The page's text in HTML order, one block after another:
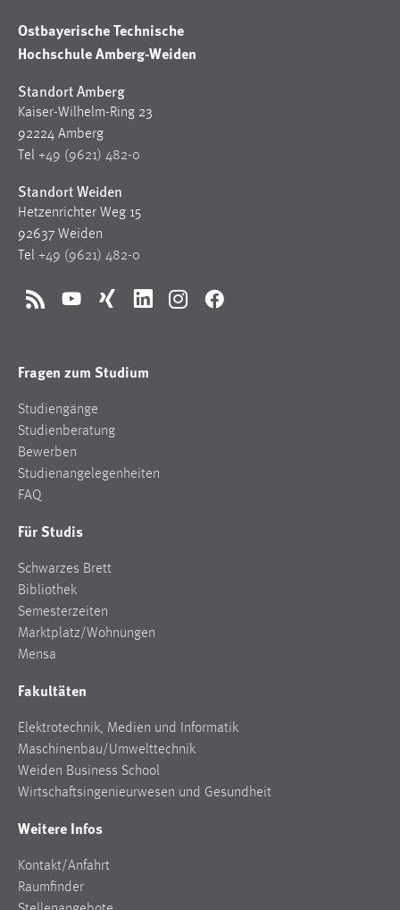
Ostbayerische Technische
Hochschule Amberg-Weiden
Standort Amberg
Kaiser-Wilhelm-Ring 23
92224 Amberg
Tel +49 (9621) 482-0
Standort Weiden
Hetzenrichter Weg 15
92637 Weiden
Tel +49 (9621) 482-0
RSS YouTubeXing LinkedInInstagramFacebook
Fragen zum Studium
Studiengänge
Studienberatung
Bewerben
Studienangelegenheiten
FAQ
Für Studis
Schwarzes Brett
Bibliothek
Semesterzeiten
Marktplatz/Wohnungen
Mensa
Fakultäten
Elektrotechnik, Medien und Informatik
Maschinenbau/Umwelttechnik
Weiden Business School
Wirtschaftsingenieurwesen und Gesundheit
Weitere Infos
Kontakt/Anfahrt
Raumfinder